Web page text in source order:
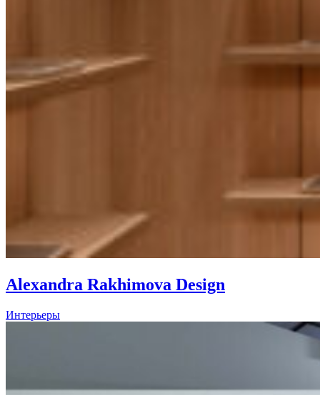
Alexandra Rakhimova Design
Интерьеры